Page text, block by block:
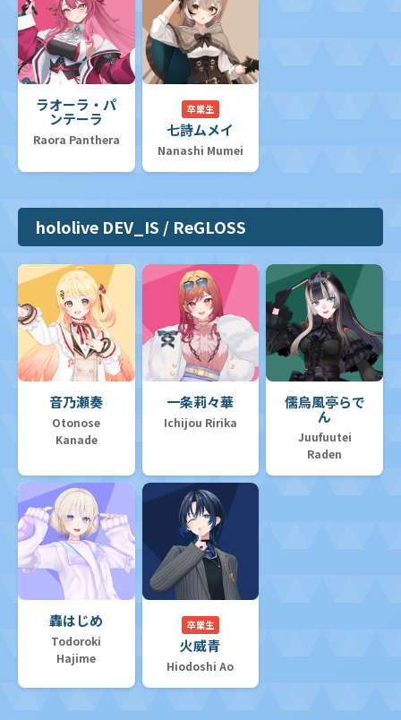
ラオーラ・パ
ンテーラ
Raora Panthera
卒業生
七詩ムメイ
Nanashi Mumei
hololive DEV_IS / ReGLOSS
音乃瀬奏
Otonose
Kanade
一条莉々華
Ichijou Ririka
儒烏風亭らで
ん
Juufuutei
Raden
轟はじめ
Todoroki
Hajime
卒業生
火威青
Hiodoshi Ao